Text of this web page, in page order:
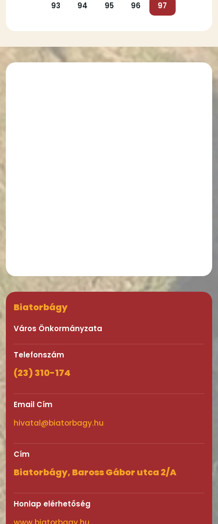
Oldal
93 Oldal
94 Oldal
95 Oldal
96 Jelenlegi
oldal
97
Biatorbágy
Város Önkormányzata
Telefonszám
(23) 310-174
Email Cím
hivatal@biatorbagy.hu
Cím
Biatorbágy, Baross Gábor utca 2/A
Honlap elérhetőség